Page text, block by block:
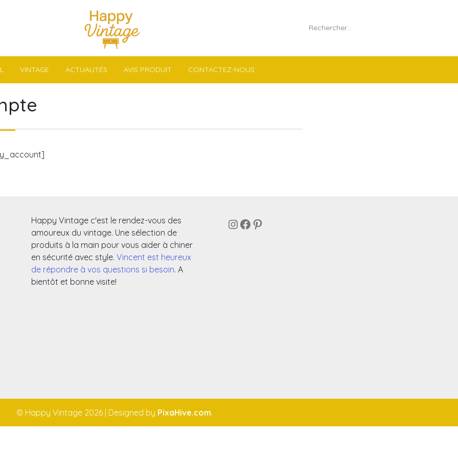
Happy Vintage
Rechercher :
VINTAGE ACTUALITÉS AVIS PRODUIT CONTACTEZ-NOUS
Happy Vintage c'est le rendez-vous des
amoureux du vintage. Une sélection de
produits à la main pour vous aider à chiner
en sécurité avec style. Vincent est heureux
de répondre à vos questions si besoin. A
bientôt et bonne visite!
Instagram
Facebook
Pinterest
© Happy Vintage 2026 | Designed by PixaHive.com.